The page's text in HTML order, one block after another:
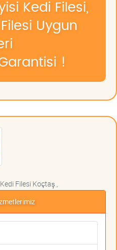
Kedi Filesi,
Uygun
!
Filesi Koçtaş ,